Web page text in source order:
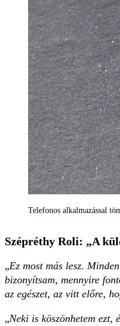
Telefonos alkalmazással
Szépréthy Roli: „A
„Ez most más lesz.
bizonyítsam, mennyire
az egészet, az vitt előre,
„Neki is köszönhetem ezt,